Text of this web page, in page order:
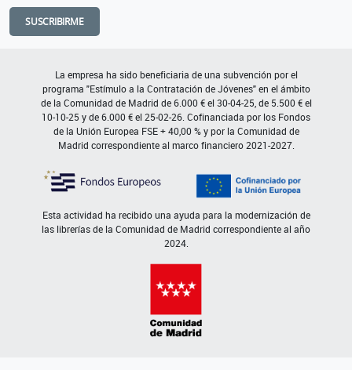
SUSCRIBIRME
La empresa ha sido beneficiaria de una subvención por el
programa "Estímulo a la Contratación de Jóvenes" en el ámbito
de la Comunidad de Madrid de 6.000 € el 30-04-25, de 5.500 € el
10-10-25 y de 6.000 € el 25-02-26. Cofinanciada por los Fondos
de la Unión Europea FSE + 40,00 % y por la Comunidad de
Madrid correspondiente al marco financiero 2021-2027.
Esta actividad ha recibido una ayuda para la modernización de
las librerías de la Comunidad de Madrid correspondiente al año
2024.